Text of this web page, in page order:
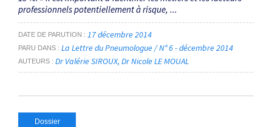
professionnels potentiellement à risque, ...
DATE DE PARUTION 17 décembre 2014
PARU DANS La Lettre du Pneumologue / N° 6 - décembre 2014
AUTEURS Dr Valérie SIROUX Dr Nicole LE MOUAL
Dossier